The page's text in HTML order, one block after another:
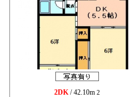
2DK/ 42.10m 2